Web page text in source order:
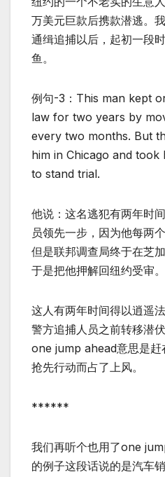
万美元巨款后携款潜逃。
通缉追捕以后，起初一段
鱼。
例句-3：This man kept
law for two years by
every two months. But
him in Chicago and
to stand trial.
他说：这名逃犯有两年时
员领先一步，因为他每两
但是联邦调查局终于在芝
于是把他押解回纽约受审。
这人有两年时间得以逍遥
警方追捕人员之前转移潜
one jump ahead意思是赶
抢先行动而占了上风。
******
我们再听个也用了one
的例子这段话说的是汽车